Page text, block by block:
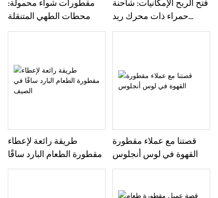
مقطورات شواء محمولة:
محطات الطهي المتنقلة
فتح الربح الإمكانيات: شاحنة
حمراء ذات محرك ريد
سكوير الغذائي-حل المطبخ
طريقة رائعة لإعطاء
مقطورة الطعام البارد ساقًا
في الصيف
قصتنا مع عملاء مقطورة
القهوة في لوس أنجلوس